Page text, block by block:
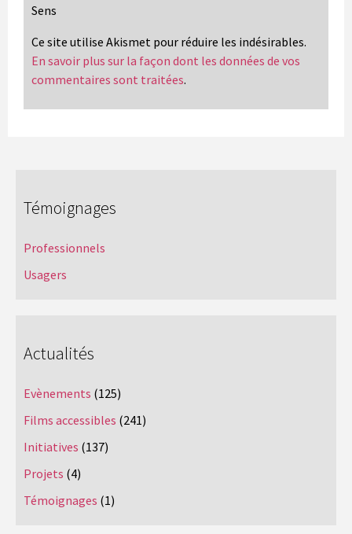
Sens
Ce site utilise Akismet pour réduire les indésirables.
En savoir plus sur la façon dont les données de vos
commentaires sont traitées.
Témoignages
Professionnels
Usagers
Actualités
Evènements (125)
Films accessibles (241)
Initiatives (137)
Projets (4)
Témoignages (1)